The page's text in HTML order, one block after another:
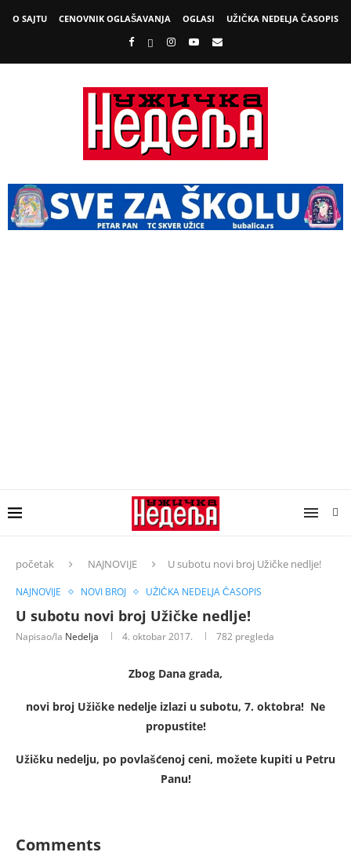
O SAJTU CENOVNIK OGLAŠAVANJA OGLASI UŽIČKA NEDELJA ČASOPIS
početak NAJNOVIJE U subotu novi broj Užičke nedlje!
NAJNOVIJE NOVI BROJ UŽIČKA NEDELJA ČASOPIS
U subotu novi broj Užičke nedlje!
Napisao/la Nedelja 4. oktobar 2017. 782 pregleda
Zbog Dana grada,
novi broj Užičke nedelje izlazi u subotu, 7. oktobra! Ne
propustite!
Užičku nedelju, po povlašćenoj ceni, možete kupiti u Petru
Panu!
Comments